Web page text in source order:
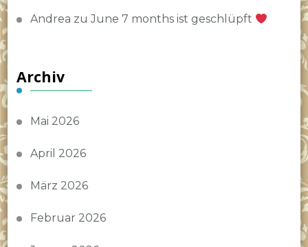
Andrea zuJune 7 months ist geschlüpft
Archiv
Mai 2026
April 2026
März 2026
Februar 2026